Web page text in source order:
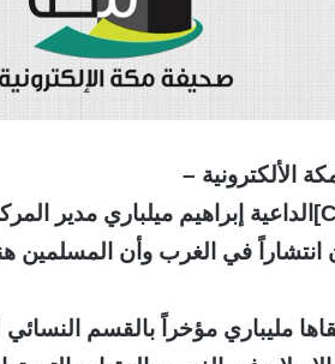
الألكترونية –
انتشاراً في الغرب وأن
مليباري مؤخراً بالقسم النسائي